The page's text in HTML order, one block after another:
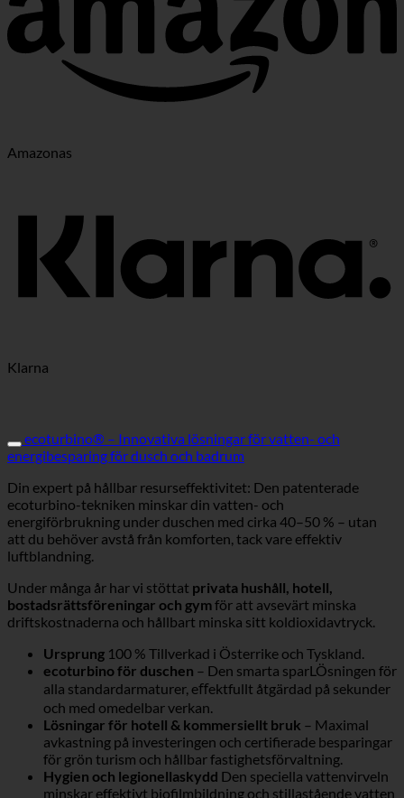
Amazonas
Klarna
ecoturbino® – Innovativa lösningar för vatten- och
energibesparing för dusch och badrum
Din expert på hållbar resurseffektivitet: Den patenterade
ecoturbino-tekniken minskar din vatten- och
energiförbrukning under duschen med cirka 40–50 % – utan
att du behöver avstå från komforten, tack vare effektiv
luftblandning.
Under många år har vi stöttat privata hushåll, hotell,
bostadsrättsföreningar och gymför att avsevärt minska
driftskostnaderna och hållbart minska sitt koldioxidavtryck.
Ursprung 100 % Tillverkad i Österrike och Tyskland.
ecoturbino för duschen – Den smarta sparLÖsningen för
alla standardarmaturer, eﬀektfullt åtgärdad på sekunder
och med omedelbar verkan.
Lösningar för hotell & kommersiellt bruk – Maximal
avkastning på investeringen och certifierade besparingar
för grön turism och hållbar fastighetsförvaltning.
Hygien och legionellaskydd Den speciella vattenvirveln
minskar effektivt biofilmbildning och stillastående vatten